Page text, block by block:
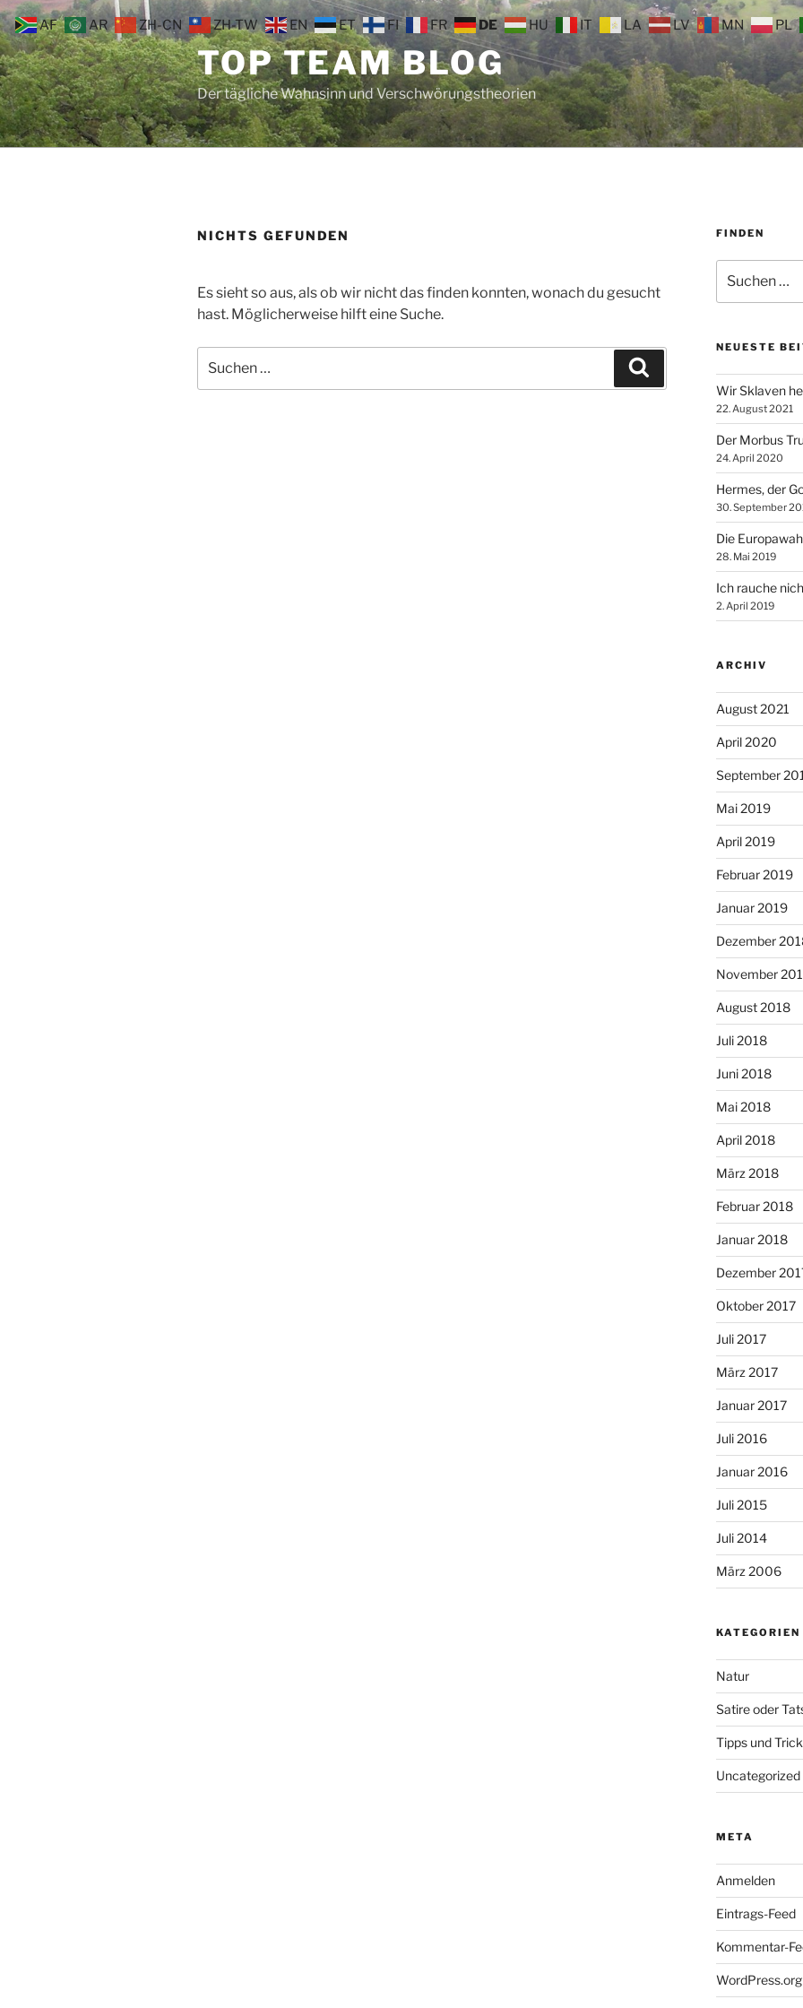
Zum
Inhalt
springen
TOP TEAM BLOG
Der tägliche Wahnsinn und Verschwörungstheorien
NICHTS GEFUNDEN
Es sieht so aus, als ob wir nicht das finden konnten, wonach du gesucht
hast. Möglicherweise hilft eine Suche.
nach:
FINDEN
nach:
NEUESTE
Wir Sklaven
22. August 2021
Der Morbus
24. April 2020
Hermes, der
30. September
Die
28. Mai 2019
Ich rauche
2. April 2019
ARCHIV
August 2021
April 2020
September
Mai 2019
April 2019
Februar 2019
Januar 2019
Dezember
November
August 2018
Juli 2018
Juni 2018
Mai 2018
April 2018
März 2018
Februar 2018
Januar 2018
Dezember
Oktober 2017
Juli 2017
März 2017
Januar 2017
Juli 2016
Januar 2016
Juli 2015
Juli 2014
März 2006
KATEGORIEN
Natur
Satire oder
Tipps und
Uncategorized
META
Anmelden
Eintrags-Feed
Kommentar-
WordPress.org
AF AR ZH-CN ZH-TW EN ET FI FR DE HU IT LA LV MN PL